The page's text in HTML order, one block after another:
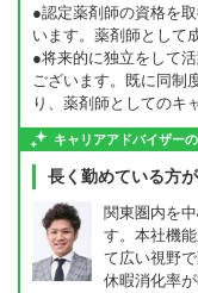
●認定薬剤師の資格を
います。薬剤師として
●将来的に独立をして
ございます。既に同制
り、薬剤師としてのキ
キャリアアドバイザー
長く勤めている方
関東圏内を
す。本社機
て広い視野
休暇消化率